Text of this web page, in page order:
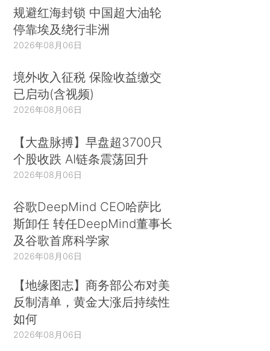
规避红海封锁 中国超大油轮
停靠埃及绕行非洲
2026年08月06日
境外收入征税 保险收益缴交
已启动(含视频)
2026年08月06日
【大盘脉搏】早盘超3700只
个股收跌 AI链条震荡回升
2026年08月06日
谷歌DeepMind CEO哈萨比
斯卸任 转任DeepMind董事长
及谷歌首席科学家
2026年08月06日
【地缘图志】商务部公布对美
反制清单，黄金大涨后持续性
如何
2026年08月06日